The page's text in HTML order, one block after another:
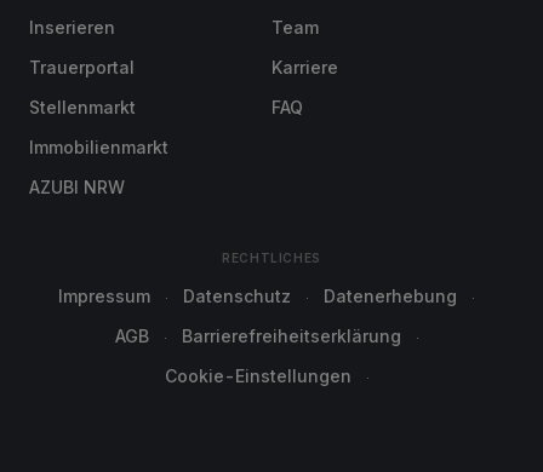
Inserieren
Trauerportal
Stellenmarkt
Immobilienmarkt
AZUBI NRW
Team
Karriere
FAQ
RECHTLICHES
Impressum Datenschutz
Datenerhebung
AGB
Barrierefreiheitserklärung
Cookie-Einstellungen